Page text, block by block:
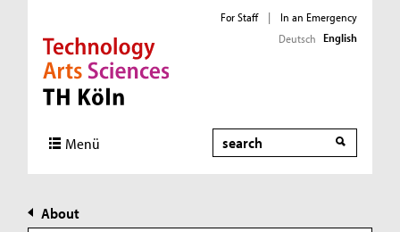
Direkt zur Hauptnavigation
Direkt zur Subnavigation
Direkt zum Inhalt
Direkt zum Fußbereich
For Staff |
In an Emergency
Deutsch English
Menü Search
About